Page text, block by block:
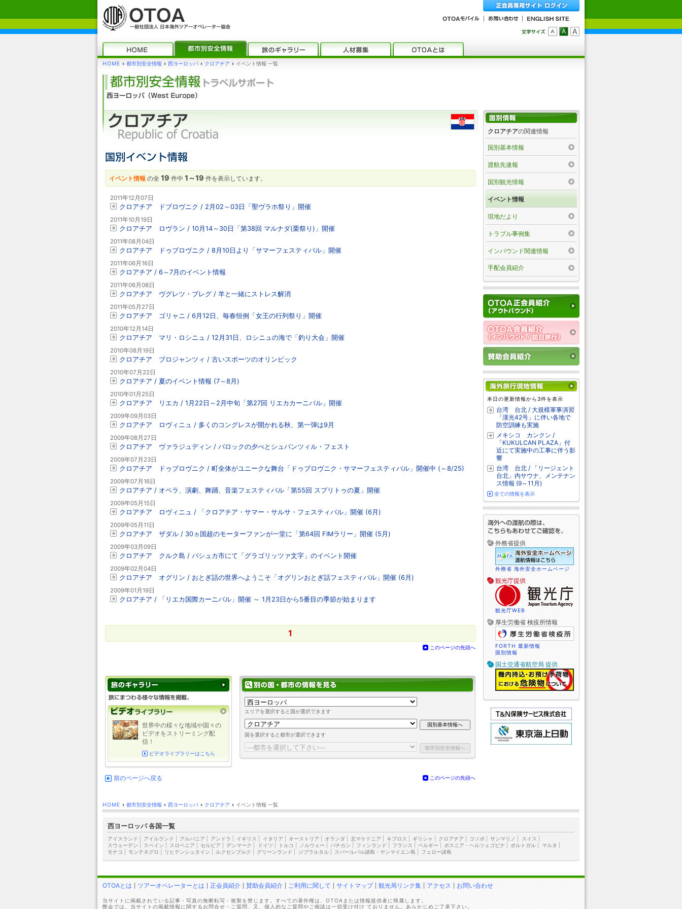
HOME › 都市別安全情報 › 西ヨーロッパ › クロアチア › イベント情報 一覧
イベント情報 の全 19 件中 1～19 件を表示しています。
2011年12月07日
クロアチア ドブロヴニク / 2月02～03日「聖ヴラホ祭り」開催
2011年10月19日
クロアチア ロヴラン / 10月14～30日「第38回 マルナダ(栗祭り)」開催
2011年08月04日
クロアチア ドゥブロヴニク / 8月10日より「サマーフェスティバル」開催
2011年06月16日
クロアチア / 6～7月のイベント情報
2011年06月08日
クロアチア ヴグレツ・ブレグ / 羊と一緒にストレス解消
2011年05月27日
クロアチア ゴリャニ / 6月12日、毎春恒例「女王の行列祭り」開催
2010年12月14日
クロアチア マリ・ロシニュ / 12月31日、ロシニュの海で「釣り大会」開催
2010年08月19日
クロアチア ブロジャンツィ / 古いスポーツのオリンピック
2010年07月22日
クロアチア / 夏のイベント情報 (7～8月)
2010年01月25日
クロアチア リエカ / 1月22日～2月中旬「第27回 リエカカーニバル」開催
2009年09月03日
クロアチア ロヴィニュ / 多くのコングレスが開かれる秋、第一弾は9月
2009年08月27日
クロアチア ヴァラジュディン / バロックの夕べとシュパンツィル・フェスト
2009年07月23日
クロアチア ドゥブロヴニク / 町全体がユニークな舞台「ドゥブロヴニク・サマーフェスティバル」開催中 (～8/25)
2009年07月16日
クロアチア / オペラ、演劇、舞踊、音楽フェスティバル「第55回 スプリトゥの夏」開催
2009年05月15日
クロアチア ロヴィニュ / 「クロアチア・サマー・サルサ・フェスティバル」開催 (6月)
2009年05月11日
クロアチア ザダル / 30ヵ国超のモーターファンが一堂に「第64回 FIMラリー」開催 (5月)
2009年03月09日
クロアチア クルク島 / バシュカ市にて「グラゴリッツァ文字」のイベント開催
2009年02月04日
クロアチア オグリン / おとぎ話の世界へようこそ「オグリンおとぎ話フェスティバル」開催 (6月)
2009年01月19日
クロアチア / 「リエカ国際カーニバル」開催 ～ 1月23日から5番目の季節が始まります
1
このページの先頭へ
エリアを選択すると国が選択できます
国を選択すると都市が選択できます
世界中の様々な地域や国々の
ビデオをストリーミング配
信！
ビデオライブラリーはこちら
前のページへ戻る このページの先頭へ
クロアチアの関連情報
国別基本情報
渡航先速報
国別観光情報
イベント情報
現地だより
トラブル事例集
インバウンド関連情報
手配会員紹介
本日の更新情報から3件を表示
台湾 台北 / 大規模軍事演習
「漢光42号」に伴い各地で
防空訓練も実施
メキシコ カンクン /
「KUKULCAN PLAZA」付
近にて実施中の工事に伴う影
響
台湾 台北 / 「リージェント
台北」内サウナ、メンテナン
ス情報 (9～11月)
全ての情報を表示
外務省提供
外務省 海外安全ホームページ
観光庁提供
観光庁WEB
厚生労働省 検疫所情報
FORTH 最新情報
国別情報
国土交通省航空局 提供
HOME › 都市別安全情報 › 西ヨーロッパ › クロアチア › イベント情報 一覧
西ヨーロッパ 各国一覧
アイスランド アイルランド アルバニア アンドラ イギリス イタリア オーストリア オランダ| 北マケドニア キプロス ギリシャ クロアチア コソボ サンマリノ スイス
スウェーデン
スペイン スロベニア セルビア デンマーク ドイツ トルコ ノルウェー バチカン フィンランド フランス ベルギー ボスニア・ヘルツェゴビナ ポルトガル マルタ
モナコ
モンテネグロ リヒテンシュタイン ルクセンブルク グリーンランド ジブラルタル| スバールバル諸島・ヤンマイエン島 フェロー諸島
OTOAとは ツアーオペレーターとは 正会員紹介 賛助会員紹介 ご利用に関して サイトマップ 観光局リンク集 アクセス お問い合わせ
当サイトに掲載されている記事・写真の無断転写・複製を禁じます。すべての著作権は、OTOAまたは情報提供者に帰属します。
弊会では、当サイトの掲載情報に関するお問合せ・ご質問、又、個人的なご質問やご相談は一切受け付け ておりません。あらかじめご了承下さい。